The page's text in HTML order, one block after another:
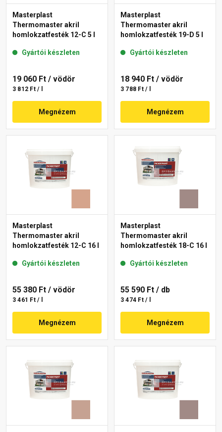
Masterplast
Thermomaster akril
homlokzatfesték 12-C 5 l
Gyártói készleten
19 060 Ft / vödör
3 812 Ft / l
Megnézem
Masterplast
Thermomaster akril
homlokzatfesték 19-D 5 l
Gyártói készleten
18 940 Ft / vödör
3 788 Ft / l
Megnézem
Masterplast
Thermomaster akril
homlokzatfesték 12-C 16 l
Gyártói készleten
55 380 Ft / vödör
3 461 Ft / l
Megnézem
Masterplast
Thermomaster akril
homlokzatfesték 18-C 16 l
Gyártói készleten
55 590 Ft / db
3 474 Ft / l
Megnézem